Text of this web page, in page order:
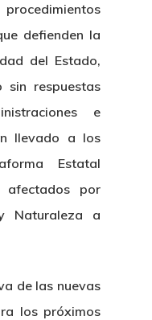
defienden la
del Estado,
sin respuestas
e
llevado a los
Estatal
afectados por
Naturaleza a
de las nuevas
los próximos